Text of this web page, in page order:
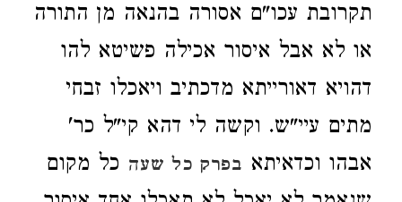
תקרובת עכו"ם אסורה בהנאה מן התורה
או לא אבל איסור אכילה פשיטא להו
דהויא דאורייתא מדכתיב ויאכלו זבחי
מתים עיי"ש. וקשה לי דהא קי"ל כר'
אבהו וכדאיתא בפרק כל שעה כל מקום